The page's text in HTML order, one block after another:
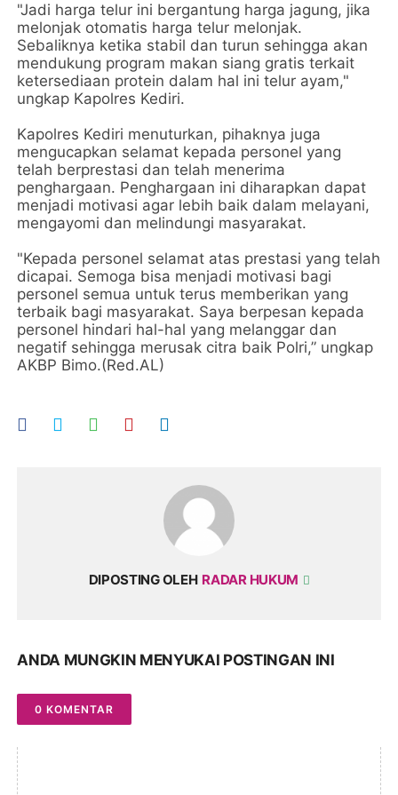
"Jadi harga telur ini bergantung harga jagung, jika
melonjak otomatis harga telur melonjak.
Sebaliknya ketika stabil dan turun sehingga akan
mendukung program makan siang gratis terkait
ketersediaan protein dalam hal ini telur ayam,"
ungkap Kapolres Kediri.
Kapolres Kediri menuturkan, pihaknya juga
mengucapkan selamat kepada personel yang
telah berprestasi dan telah menerima
penghargaan. Penghargaan ini diharapkan dapat
menjadi motivasi agar lebih baik dalam melayani,
mengayomi dan melindungi masyarakat.
"Kepada personel selamat atas prestasi yang telah
dicapai. Semoga bisa menjadi motivasi bagi
personel semua untuk terus memberikan yang
terbaik bagi masyarakat. Saya berpesan kepada
personel hindari hal-hal yang melanggar dan
negatif sehingga merusak citra baik Polri,” ungkap
AKBP Bimo.(Red.AL)
DIPOSTING OLEH RADAR HUKUM
ANDA MUNGKIN MENYUKAI POSTINGAN INI
0 KOMENTAR